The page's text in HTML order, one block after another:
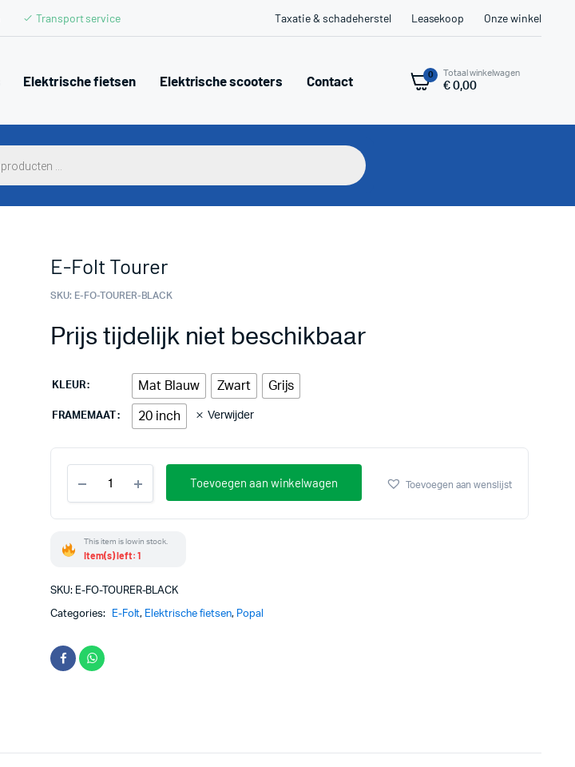
Transport service Taxatie & schadeherstel Leasekoop Onze winkel
Elektrische fietsen Elektrische scooters Contact 0 Totaal winkelwagen
€ 0,00
E-Folt Tourer
SKU: E-FO-TOURER-BLACK
Prijs tijdelijk niet beschikbaar
KLEUR Mat Blauw Zwart Grijs
FRAMEMAAT 20 inch Verwijder
Folt
Tourer
stuks
Toevoegen aan winkelwagen Toevoegen aan wenslijst
This item is low in stock.
Item(s) left: 1
SKU: E-FO-TOURER-BLACK
Categories: E-Folt, Elektrische fietsen, Popal